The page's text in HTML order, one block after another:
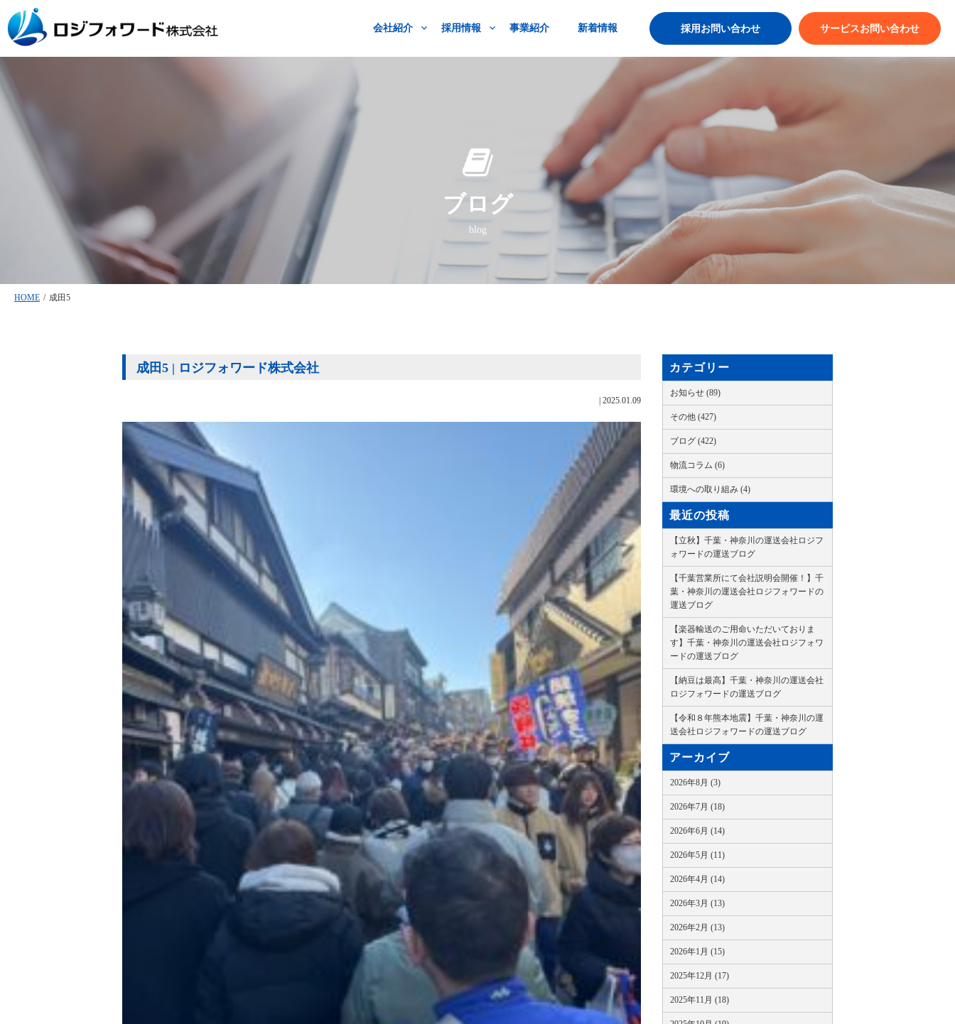
会社紹介 採用情報 事業紹介 新着情報 採用お問い合わせ サービスお問い合わせ
ブログ
blog
HOME / 成田5
成田5 | ロジフォワード株式会社
2025.01.09
カテゴリー
お知らせ (89)
その他 (427)
ブログ (422)
物流コラム (6)
環境への取り組み (4)
最近の投稿
【立秋】千葉・神奈川の運送会社ロジフ
ォワードの運送ブログ
【千葉営業所にて会社説明会開催！】千
葉・神奈川の運送会社ロジフォワードの
運送ブログ
【楽器輸送のご用命いただいておりま
す】千葉・神奈川の運送会社ロジフォワ
ードの運送ブログ
【納豆は最高】千葉・神奈川の運送会社
ロジフォワードの運送ブログ
【令和８年熊本地震】千葉・神奈川の運
送会社ロジフォワードの運送ブログ
アーカイブ
2026年8月 (3)
2026年7月 (18)
2026年6月 (14)
2026年5月 (11)
2026年4月 (14)
2026年3月 (13)
2026年2月 (13)
2026年1月 (15)
2025年12月 (17)
2025年11月 (18)